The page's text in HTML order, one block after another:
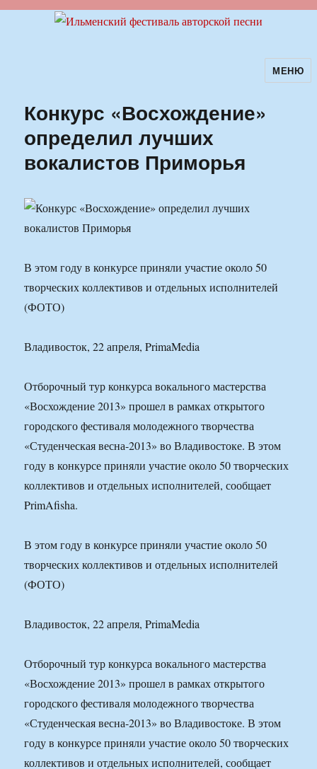
Ильменский фестиваль авторскойМЕНЮ
Конкурс «Восхождение»
определил лучших
вокалистов Приморья
В этом году в конкурсе приняли участие около 50
творческих коллективов и отдельных исполнителей
(ФОТО)
Владивосток, 22 апреля, PrimaMedia
Отборочный тур конкурса вокального мастерства
«Восхождение 2013» прошел в рамках открытого
городского фестиваля молодежного творчества
«Студенческая весна-2013» во Владивостоке. В этом
году в конкурсе приняли участие около 50 творческих
коллективов и отдельных исполнителей, сообщает
PrimAfisha.
В этом году в конкурсе приняли участие около 50
творческих коллективов и отдельных исполнителей
(ФОТО)
Владивосток, 22 апреля, PrimaMedia
Отборочный тур конкурса вокального мастерства
«Восхождение 2013» прошел в рамках открытого
городского фестиваля молодежного творчества
«Студенческая весна-2013» во Владивостоке. В этом
году в конкурсе приняли участие около 50 творческих
коллективов и отдельных исполнителей, сообщает